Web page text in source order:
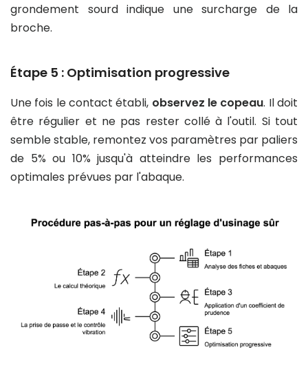
grondement sourd indique une surcharge de la
broche.
Étape 5 : Optimisation progressive
Une fois le contact établi, observez le copeau. Il doit
être régulier et ne pas rester collé à l'outil. Si tout
semble stable, remontez vos paramètres par paliers
de 5% ou 10% jusqu'à atteindre les performances
optimales prévues par l'abaque.